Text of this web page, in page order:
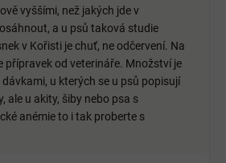
vyššími, než jakých jde v
a u psů taková studie
v Kořisti je chuť, ne odčervení. Na
přípravek od veterináře. Množství je
u kterých se u psů popisují
ale u akity, šiby nebo psa s
anémie to i tak proberte s